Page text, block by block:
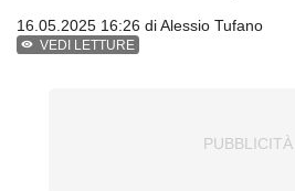
16.05.2025 16:26 diAlessio Tufano
VEDI LETTURE